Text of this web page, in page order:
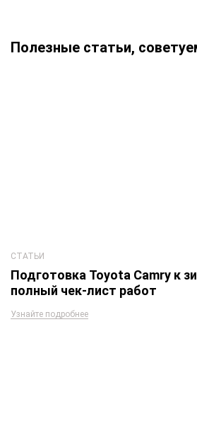
Полезные статьи,
СТАТЬИ
Подготовка Toyota Camry к
полный чек-лист работ
Узнайте подробнее